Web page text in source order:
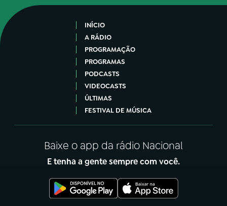
INÍCIO
A RÁDIO
PROGRAMAÇÃO
PROGRAMAS
PODCASTS
VIDEOCASTS
ÚLTIMAS
FESTIVAL DE MÚSICA
Baixe o app da rádio Nacional
E tenha a gente sempre com você.